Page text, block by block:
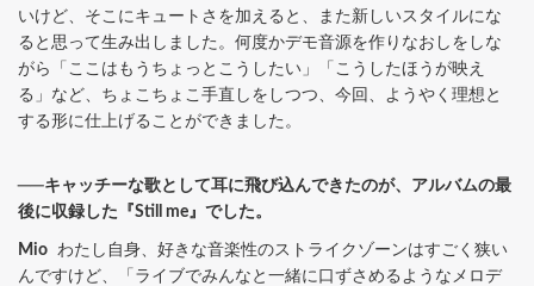
いけど、そこにキュートさを加えると、また新しいスタイルにな
ると思って生み出しました。何度かデモ音源を作りなおしをしな
がら「ここはもうちょっとこうしたい」「こうしたほうが映え
る」など、ちょこちょこ手直しをしつつ、今回、ようやく理想と
する形に仕上げることができました。
──キャッチーな歌として耳に飛び込んできたのが、アルバムの最
後に収録した『Still me』でした。
Mio わたし自身、好きな音楽性のストライクゾーンはすごく狭い
んですけど、「ライブでみんなと一緒に口ずさめるようなメロデ